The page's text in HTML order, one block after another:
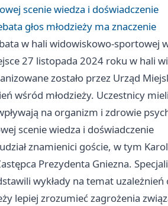
scenie wiedza i doświadczenie
głos młodzieży ma znaczenie
w hali widowiskowo-sportowej
27 listopada 2024 roku w hali
zostało przez Urząd
wśród młodzieży. Uczestnicy
na organizm i zdrowie
scenie wiedza i doświadczenie
znamienici goście, w tym
Prezydenta Gniezna.
wykłady na temat
lepiej zrozumieć zagrożenia